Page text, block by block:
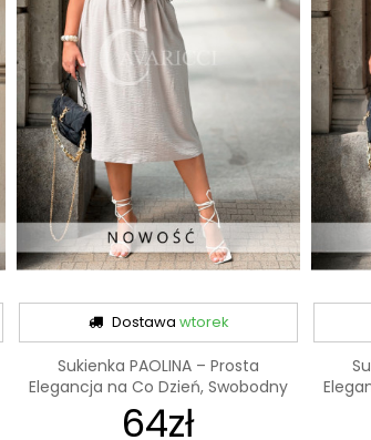
Dostawa wtorek
Sukienka PAOLINA – Prosta
Elegancja na Co Dzień, Swobodny
Krój i...
64zł